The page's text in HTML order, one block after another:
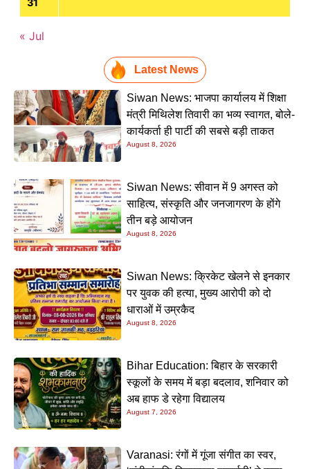
31
« Jul
Latest News
Siwan News: भाजपा कार्यालय में शिक्षा
मंत्री मिथिलेश तिवारी का भव्य स्वागत, बोले-
कार्यकर्ता ही पार्टी की सबसे बड़ी ताकत
August 8, 2026
Siwan News: सीवान में 9 अगस्त को
साहित्य, संस्कृति और जनजागरण के होंगे
तीन बड़े आयोजन
August 8, 2026
Siwan News: क्रिकेट खेलने से इनकार
पर युवक की हत्या, मुख्य आरोपी को दो
धाराओं में उम्रकैद
August 8, 2026
Bihar Education: बिहार के सरकारी
स्कूलों के समय में बड़ा बदलाव, शनिवार को
अब हाफ डे रहेगा विद्यालय
August 7, 2026
Varanasi: रंगों में गूंजा संगीत का स्वर,